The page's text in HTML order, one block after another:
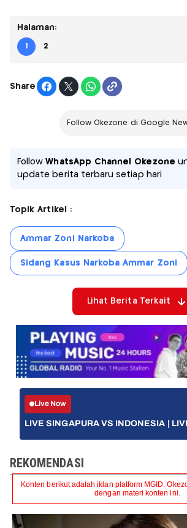
Halaman:
1 2
Share
Follow Okezone di Google
FollowWhatsApp Channel Okezone
update berita terbaru setiap hari
Topik Artikel :
Ammar Zoni Narkoba
Sidang Kasus Narkoba Ammar Zoni
Lihat Berita Terkait
Live Now
LIVE SINGAPURA VS INDONESIA |